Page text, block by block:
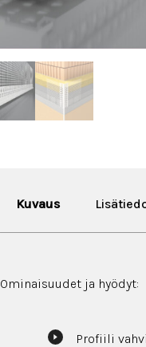
Kuvaus
Ominaisuudet ja hyödyt:
Profiili